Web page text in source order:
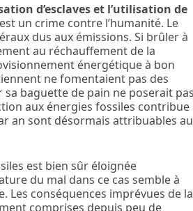
d’esclaves et l’utilisation de
est un crime contre l’humanité. Le
dus aux émissions. Si brûler à
au réchauffement de la
énergétique à bon
ne fomentaient pas des
baguette de pain ne poserait
aux énergies fossiles contribue
an sont désormais attribuables au
est bien sûr éloignée
du mal dans ce cas semble à
Les conséquences imprévues de la
comprises depuis peu de